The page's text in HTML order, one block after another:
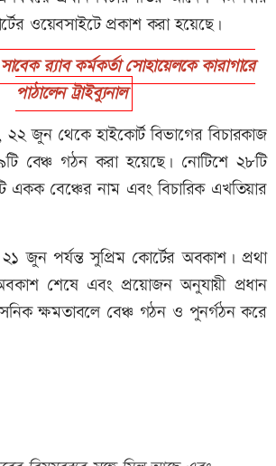
ওয়েবসাইটে প্রকাশ করা হয়েছে।
সাবেক র‌্যাব কর্মকর্তা সোহায়েলকে কারাগারে
পাঠালেন ট্রাইব্যুনাল
২২ জুন থেকে হাইকোর্ট বিভাগের বিচারকাজ
বেঞ্চ গঠন করা হয়েছে। নোটিশে ২৮টি
একক বেঞ্চের নাম এবং বিচারিক এখতিয়ার
পর্যন্ত সুপ্রিম কোর্টের অবকাশ। প্রথা
শেষে এবং প্রয়োজন অনুযায়ী প্রধান
ক্ষমতাবলে বেঞ্চ গঠন ও পুনর্গঠন করে